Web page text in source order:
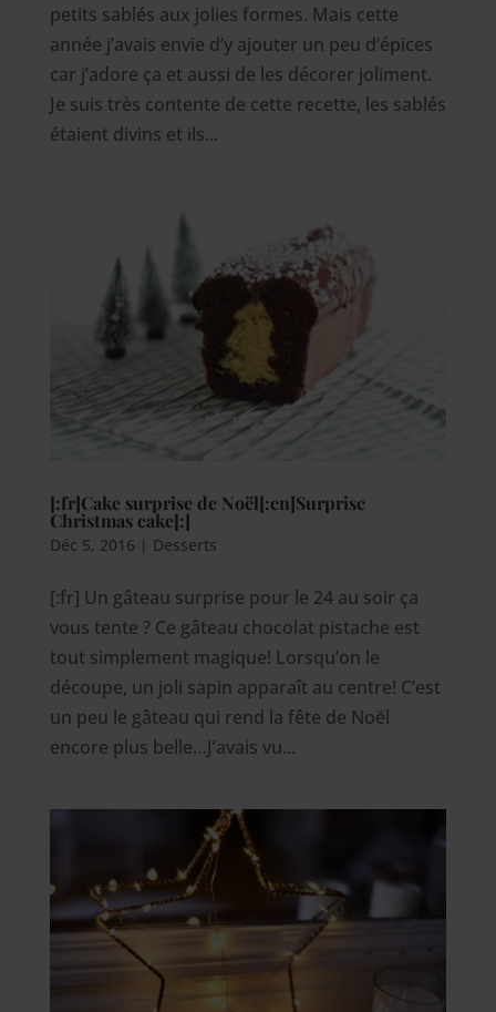
petits sablés aux jolies formes. Mais cette
année j’avais envie d’y ajouter un peu d’épices
car j’adore ça et aussi de les décorer joliment.
Je suis très contente de cette recette, les sablés
étaient divins et ils...
[:fr]Cake surprise de Noël[:en]Surprise
Christmas cake[:]
Déc 5, 2016 | Desserts
[:fr] Un gâteau surprise pour le 24 au soir ça
vous tente ? Ce gâteau chocolat pistache est
tout simplement magique! Lorsqu’on le
découpe, un joli sapin apparaît au centre! C’est
un peu le gâteau qui rend la fête de Noël
encore plus belle…J’avais vu...